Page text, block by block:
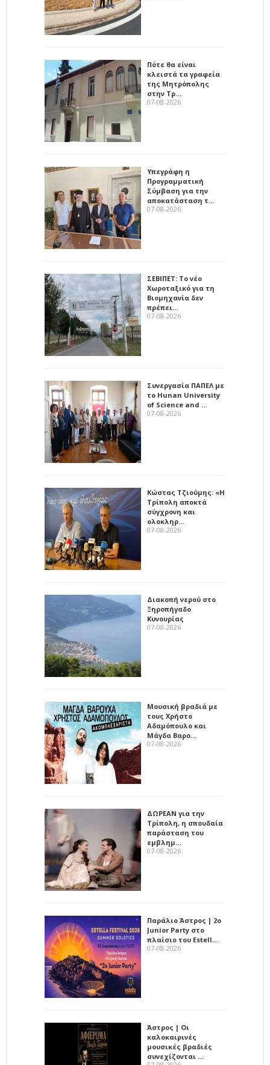
Πότε θα είναι
κλειστά τα γραφεία
της Μητρόπολης
στην Τρ…
07-08-2026
Υπεγράφη η
Προγραμματική
Σύμβαση για την
αποκατάσταση τ…
07-08-2026
ΣΕΒΙΠΕΤ: Το νέο
Χωροταξικό για τη
Βιομηχανία δεν
πρέπει…
07-08-2026
Συνεργασία ΠΑΠΕΛ με
το Hunan University
of Science and …
07-08-2026
Κώστας Τζιούμης: «Η
Τρίπολη αποκτά
σύγχρονη και
ολοκληρ…
07-08-2026
Διακοπή νερού στο
Ξηροπήγαδο
Κυνουρίας
07-08-2026
Μουσική βραδιά με
τους Χρήστο
Αδαμόπουλο και
Μάγδα Βαρο…
07-08-2026
ΔΩΡΕΑΝ για την
Τρίπολη, η σπουδαία
παράσταση του
εμβλημ…
07-08-2026
Παράλιο Άστρος | 2ο
Junior Party στο
πλαίσιο του Estell…
07-08-2026
Άστρος | Οι
καλοκαιρινές
μουσικές βραδιές
συνεχίζονται …